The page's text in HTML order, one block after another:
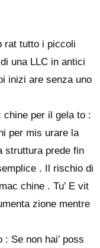
rat tutto i piccoli
una LLC in antici
inizi are senza uno
chine per il gela to :
per mis urare la
struttura prede fin
. Il rischio di
chine . Tu’ E vit
zione mentre
Se non hai’ poss